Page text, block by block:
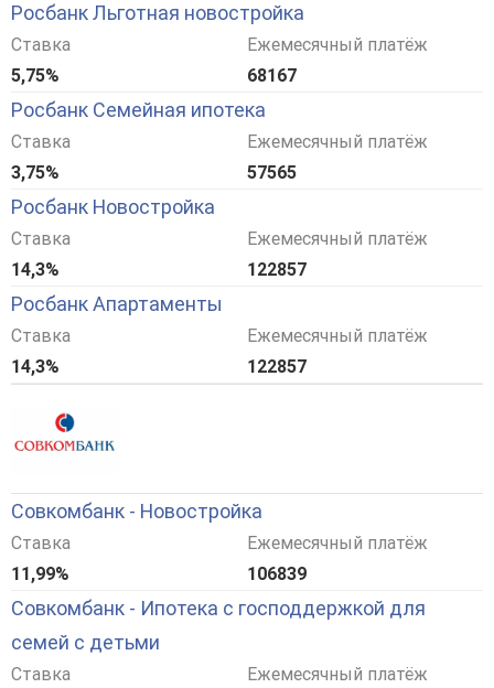
Росбанк Льготная новостройка
Ставка
5,75%
Ежемесячный платёж
68167
Росбанк Семейная ипотека
Ставка
3,75%
Ежемесячный платёж
57565
Росбанк Новостройка
Ставка
14,3%
Ежемесячный платёж
122857
Росбанк Апартаменты
Ставка
14,3%
Ежемесячный платёж
122857
Совкомбанк - Новостройка
Ставка
11,99%
Ежемесячный платёж
106839
Совкомбанк - Ипотека с господдержкой для
семей с детьми
Ставка
Ежемесячный платёж